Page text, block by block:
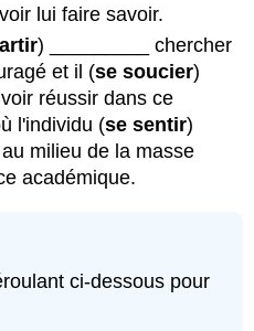
lui faire savoir.
) _________ chercher
et il (se soucier)
réussir dans ce
l'individu (se sentir)
milieu de la masse
académique.
ci-dessous pour